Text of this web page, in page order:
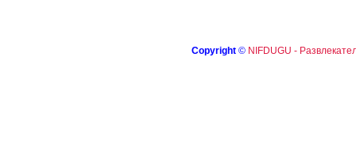
Copyright © NIFDUGU -